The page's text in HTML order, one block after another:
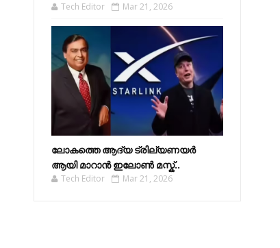
Tech Editor Mar 21, 2026
ലോകത്തെ ആദ്യ ട്രില്യണയർ
ആയി മാറാൻ ഇലോൺ മസ്ക്..
Tech Editor Mar 21, 2026